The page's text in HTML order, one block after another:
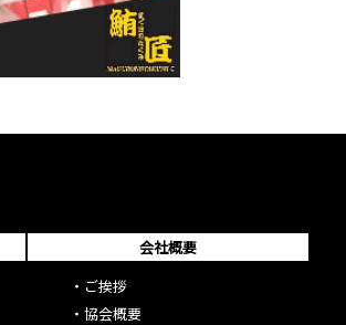
会社概要
・ ご挨拶
・協会概要